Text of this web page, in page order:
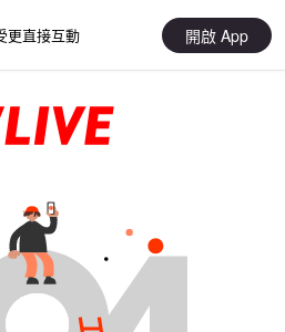
更直接互動 開啟 App